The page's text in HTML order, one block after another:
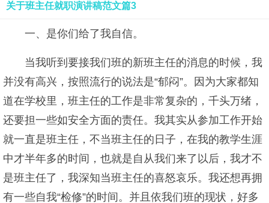
关于班主任就职演讲稿范文篇3
一、是你们给了我自信。
当我听到要接我们班的新班主任的消息的时候，我
并没有高兴，按照流行的说法是“郁闷”。因为大家都知
道在学校里，班主任的工作是非常复杂的，千头万绪，
还要担一些如安全方面的责任。我其实从参加工作开始
就一直是班主任，不当班主任的日子，在我的教学生涯
中才半年多的时间，也就是自从我们来了以后，我才不
是班主任了，我深知当班主任的喜怒哀乐。我还想再拥
有一些自我“检修”的时间。并且依我们班的现状，好多